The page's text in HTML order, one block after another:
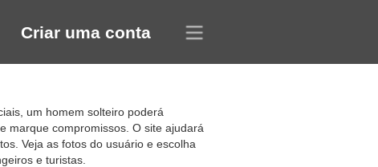
Criar uma conta
um homem solteiro poderá
marque compromissos. O site ajudará
Veja as fotos do usuário e escolha
e turistas.